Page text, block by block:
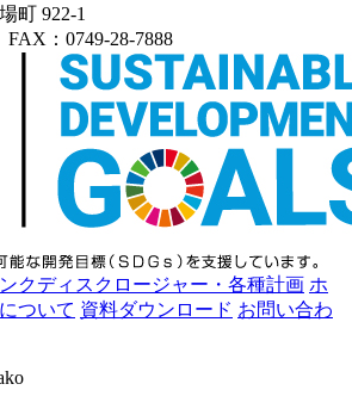
町 922-1
：0749-28-7888
クディスクロージャー・各種計画 ホ
ついて 資料ダウンロード お問い合わ